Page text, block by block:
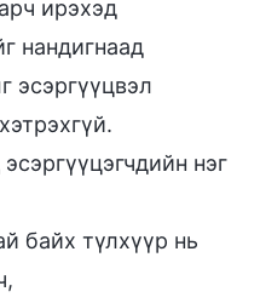
ирэхэд
нандигнаад
эсэргүүцвэл
нэг
байх түлхүүр нь